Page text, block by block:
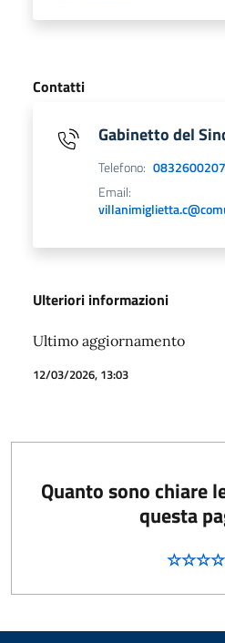
Contatti
Gabinetto del
Telefono: 0832600207
Email:
Ulteriori informazioni
Ultimo aggiornamento
12/03/2026, 13:03
Quanto sono chiare
questa